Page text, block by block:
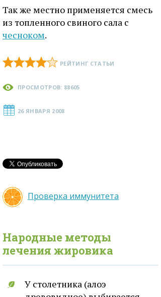
Так же местно применяется смесь
из топленного свиного сала с
чесноком.
РЕЙТИНГ СТАТЬИ
ПРОСМОТРОВ: 88605
26 ЯНВАРЯ 2008
Проверка иммунитета
Народные методы
лечения жировика
У столетника (алоэ